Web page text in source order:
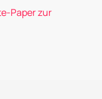
Paper zur